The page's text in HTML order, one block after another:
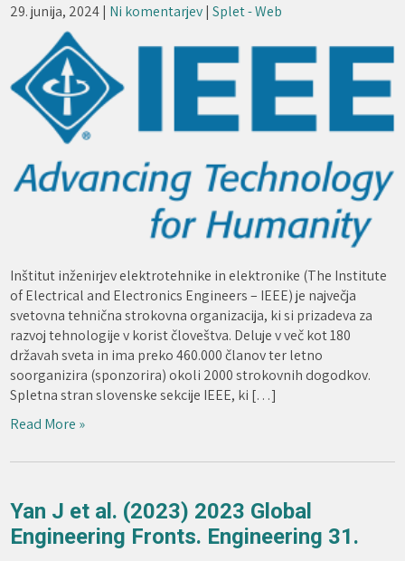
29. junija, 2024| Ni komentarjev|Splet - Web
Inštitut inženirjev elektrotehnike in elektronike (The Institute
of Electrical and Electronics Engineers – IEEE) je največja
svetovna tehnična strokovna organizacija, ki si prizadeva za
razvoj tehnologije v korist človeštva. Deluje v več kot 180
državah sveta in ima preko 460.000 članov ter letno
soorganizira (sponzorira) okoli 2000 strokovnih dogodkov.
Spletna stran slovenske sekcije IEEE, ki […]
Read More »
Yan J et al. (2023) 2023 Global
Engineering Fronts. Engineering 31.